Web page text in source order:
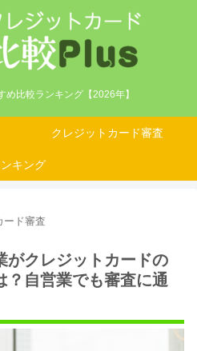
め比較ランキング【2026年】
クレジットカード審査
キング
ード審査
がクレジットカードの
？自営業でも審査に通